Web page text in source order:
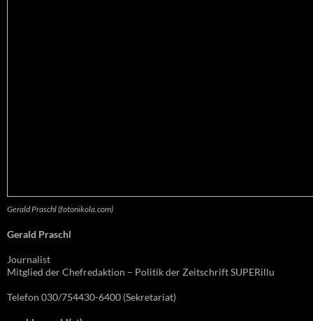
Gerald Praschl (fotonikola.com)
Gerald Praschl
Journalist
Mitglied der Chefredaktion – Politik der Zeitschrift SUPERillu
Telefon 030/754430-6400 (Sekretariat)